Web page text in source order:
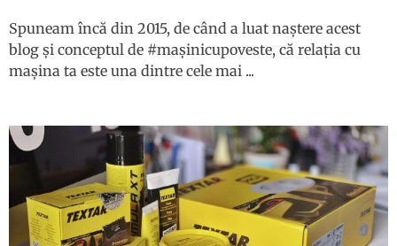
Spuneam încă din 2015, de când a luat naștere acest
blog și conceptul de #mașinicupoveste, că relația cu
mașina ta este una dintre cele mai ...